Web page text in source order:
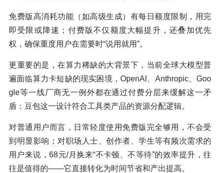
免费版高消耗功能（如高级生成）有每日额度限制，用完
即受限或降速；付费版不仅额度大幅提升，还叠加优先
权，确保重度用户在需要时“说用就用”。
更重要的是，在算力稀缺的大背景下，当前全球大模型普
遍面临算力卡短缺的现实困境，OpenAI、Anthropic、Goo
gle等一线厂商无一例外都在通过付费分层来缓解这一矛
盾：豆包这一设计符合工具类产品的资源分配逻辑。
对普通用户而言，日常轻度使用免费版完全够用，不会受
到明显影响；对职场人士、创作者、学生等有频次需求的
用户来说，68元/月换来“不卡顿、不等待”的效率提升，往
往是值得的——它直接转化为时间节省和产出提高。